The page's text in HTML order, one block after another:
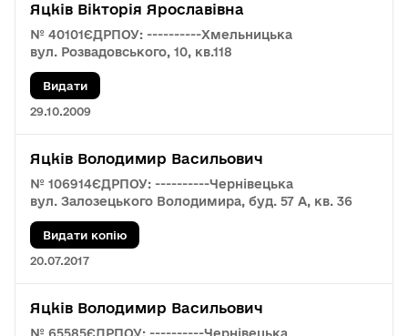
Яцків Вікторія Ярославівна
№ 40101ЄДРПОУ: ----------Хмельницька
вул. Розвадовського, 10, кв.118
Видати
29.10.2009
Яцків Володимир Васильович
№ 106914ЄДРПОУ: ----------Чернівецька
вул. Залозецького Володимира, буд. 57 А, кв. 36
Видати копію
20.07.2017
Яцків Володимир Васильович